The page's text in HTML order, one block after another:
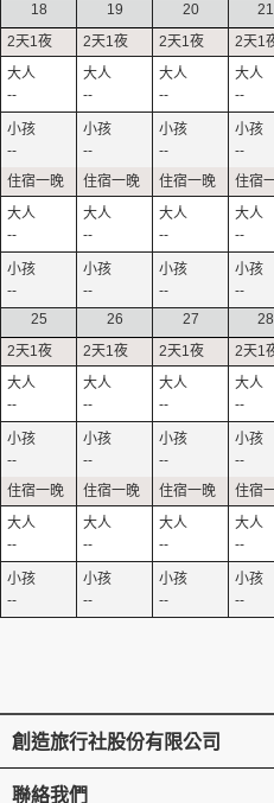
18
--
--
--
--
19
--
--
--
--
20
--
--
--
--
21
--
--
--
--
25
--
--
--
--
26
--
--
--
--
27
--
--
--
--
28
--
--
--
--
創造旅行社股份有限公司
聯絡我們